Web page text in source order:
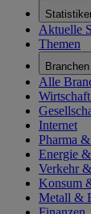
Aktuelle
Themen
Branchen
Alle
Internet
Pharma
Energie
Verkehr
Konsum
Metall &